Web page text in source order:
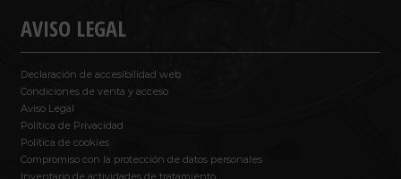
AVISO LEGAL
Declaración de accesibilidad web
Condiciones de venta y acceso
Aviso Legal
Política de Privacidad
Política de cookies
Compromiso con la protección de datos personales
Inventario de actividades de tratamiento